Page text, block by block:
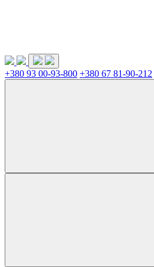
+380 93 00-93-800 +380 67 81-90-212